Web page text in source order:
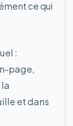
ce qui
:
page,
et dans